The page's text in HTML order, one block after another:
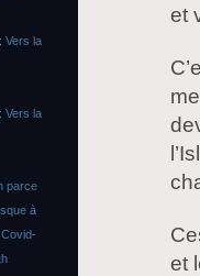
et
et
Vers la
Vers la
parce
à
Covid-